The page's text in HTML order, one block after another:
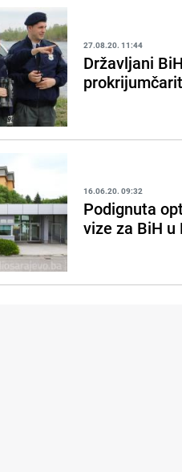
27.08.20. 11:44
Državljani
16.06.20. 09:32
Podignuta
vize za BiH u